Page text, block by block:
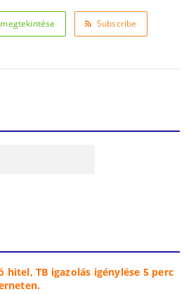
Subscribe
hitel, TB igazolás igénylése 5 perc